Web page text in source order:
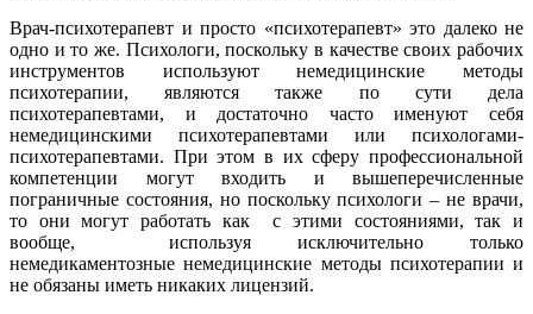
Врач-психотерапевт и просто «психотерапевт» это далеко не
одно и то же. Психологи, поскольку в качестве своих рабочих
инструментов используют немедицинские методы
психотерапии, являются также по сути дела
психотерапевтами, и достаточно часто именуют себя
немедицинскими психотерапевтами или психологами-
психотерапевтами. При этом в их сферу профессиональной
компетенции могут входить и вышеперечисленные
пограничные состояния, но поскольку психологи – не врачи,
то они могут работать как с этими состояниями, так и
вообще, используя исключительно только
немедикаментозные немедицинские методы психотерапии и
не обязаны иметь никаких лицензий.